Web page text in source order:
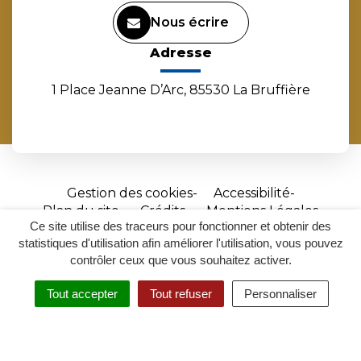
Ce site utilise des traceurs pour fonctionner et obtenir des
statistiques d'utilisation afin améliorer l'utilisation, vous pouvez
contrôler ceux que vous souhaitez activer.
Tout accepter Tout refuser Personnaliser
RECHERCHER
ACCESSIBILITÉ
Nous écrire
Adresse
1 Place Jeanne D’Arc, 85530 La Bruffière
Gestion des cookies
Accessibilité
Plan du site
Crédits
Mentions Légales
Site
réalisé
par
Inovagora